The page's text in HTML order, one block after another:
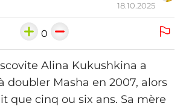
18.10.2025
0
Alina Kukushkina a
doubler Masha en 2007, alors
que cinq ou six ans. Sa mère